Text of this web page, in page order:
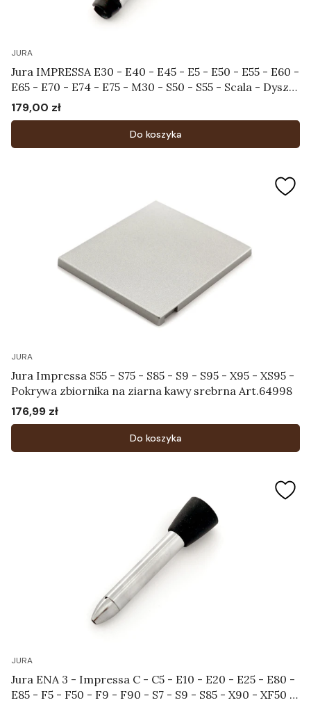
JURA
Jura IMPRESSA E30 - E40 - E45 - E5 - E50 - E55 - E60 -
E65 - E70 - E74 - E75 - M30 - S50 - S55 - Scala - Dysza
spieniająca Art.60053
Cena
179,00 zł
Do koszyka
JURA
Jura Impressa S55 - S75 - S85 - S9 - S95 - X95 - XS95 -
Pokrywa zbiornika na ziarna kawy srebrna Art.64998
Cena
176,99 zł
Do koszyka
JURA
Jura ENA 3 - Impressa C - C5 - E10 - E20 - E25 - E80 -
E85 - F5 - F50 - F9 - F90 - S7 - S9 - S85 - X90 - XF50 -